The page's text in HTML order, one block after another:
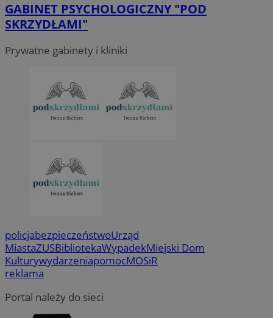
GABINET PSYCHOLOGICZNY "POD
SKRZYDŁAMI"
Prywatne gabinety i kliniki
policjabezpieczeństwoUrząd
MiastaZUSBibliotekaWypadekMiejski Dom
KulturywydarzeniapomocMOSiR
reklama
Portal należy do sieci